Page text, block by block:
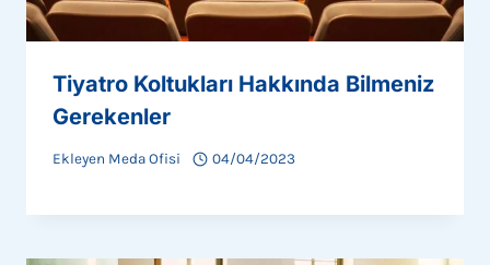
Tiyatro Koltukları Hakkında Bilmeniz
Gerekenler
Ekleyen Meda Ofisi 04/04/2023